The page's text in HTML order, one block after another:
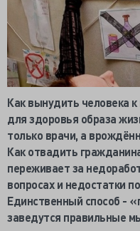
Как вынудить человека
для здоровья образа
только врачи, а
Как отвадить
переживает за
вопросах и недостатки
Единственный способ -
заведутся правильные